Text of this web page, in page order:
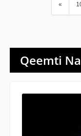
«
Qeemti